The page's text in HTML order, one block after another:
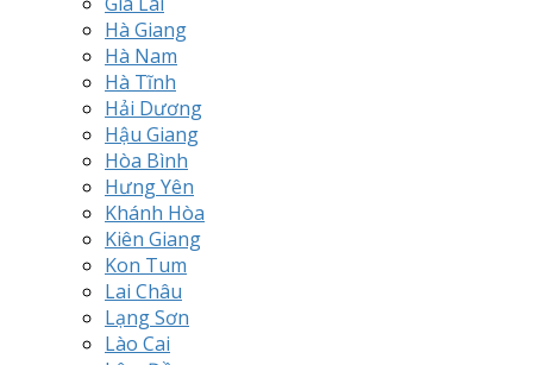
Hà Giang
Hà Nam
Hà Tĩnh
Hải Dương
Hậu Giang
Hòa Bình
Hưng Yên
Khánh Hòa
Kiên Giang
Kon Tum
Lai Châu
Lạng Sơn
Lào Cai